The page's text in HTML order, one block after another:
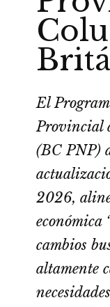
El
Provincial
(BC PNP)
2026,
económica
cambios
altamente